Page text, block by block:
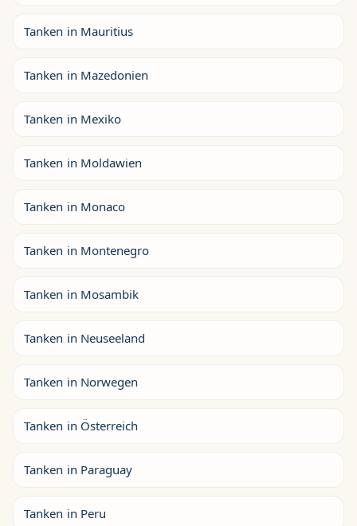
Tanken in Mauritius
Tanken in Mazedonien
Tanken in Mexiko
Tanken in Moldawien
Tanken in Monaco
Tanken in Montenegro
Tanken in Mosambik
Tanken in Neuseeland
Tanken in Norwegen
Tanken in Österreich
Tanken in Paraguay
Tanken in Peru